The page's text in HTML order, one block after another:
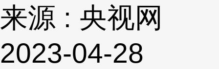
来源 : 央视网
2023-04-28